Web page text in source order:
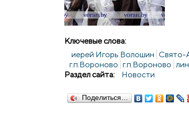
Ключевые слова:
иерей Игорь Волошин Свято-
г.п.Вороново г.п.Вороново
Раздел сайта:
Новости
Поделиться…